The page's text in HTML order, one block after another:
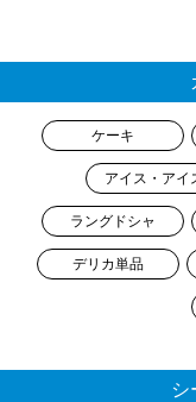
ケーキ
アイス・アイ
ラングドシャ
デリカ単品
シ